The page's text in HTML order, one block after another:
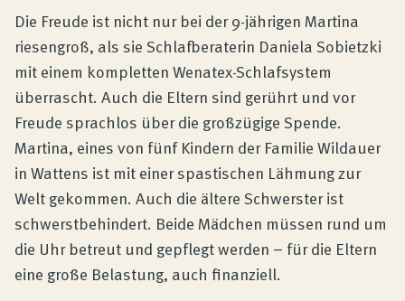
Unternehmen
Kontakt
Magazin
Die Freude ist nicht nur bei der 9-jährigen Martina
riesengroß, als sie Schlafberaterin Daniela Sobietzki
mit einem kompletten Wenatex-Schlafsystem
überrascht. Auch die Eltern sind gerührt und vor
Freude sprachlos über die großzügige Spende.
Martina, eines von fünf Kindern der Familie Wildauer
in Wattens ist mit einer spastischen Lähmung zur
Welt gekommen. Auch die ältere Schwerster ist
schwerstbehindert. Beide Mädchen müssen rund um
die Uhr betreut und gepflegt werden – für die Eltern
eine große Belastung, auch finanziell.